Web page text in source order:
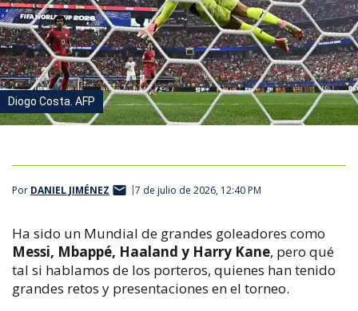
Diogo Costa. AFP
Por DANIEL JIMÉNEZ 7 de julio de 2026, 12:40 PM
Ha sido un Mundial de grandes goleadores como
Messi, Mbappé, Haaland y Harry Kane, pero qué
tal si hablamos de los porteros, quienes han tenido
grandes retos y presentaciones en el torneo.